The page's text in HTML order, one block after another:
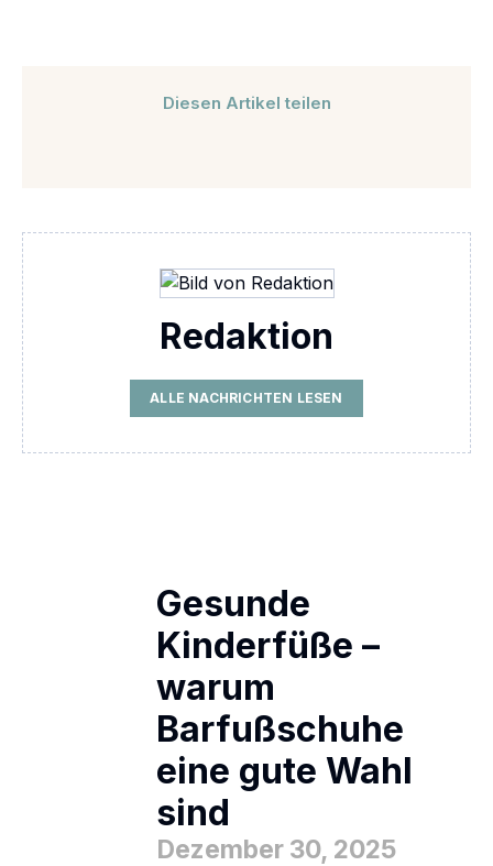
Diesen Artikel teilen
Redaktion
ALLE NACHRICHTEN LESEN
Gesunde
Kinderfüße –
warum
Barfußschuhe
eine gute Wahl
sind
Dezember 30, 2025